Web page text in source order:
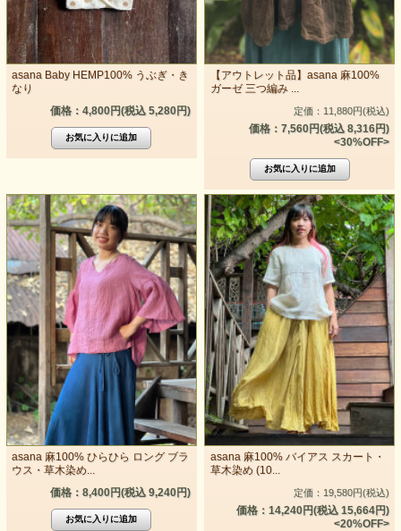
asana Baby HEMP100% うぶぎ・き
なり
価格：4,800円(税込 5,280円)
【アウトレット品】asana 麻100%
ガーゼ 三つ編み ...
定価：11,880円(税込)
価格：7,560円(税込 8,316円)
<30%OFF>
asana 麻100% ひらひら ロング ブラ
ウス・草木染め...
価格：8,400円(税込 9,240円)
asana 麻100% バイアス スカート・
草木染め (10...
定価：19,580円(税込)
価格：14,240円(税込 15,664円)
<20%OFF>